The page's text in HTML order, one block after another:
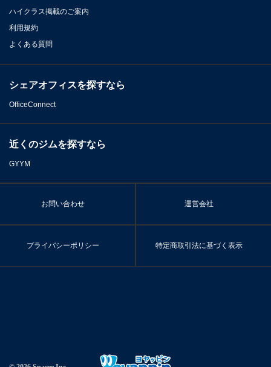
ハイクラス掲載のご案内
利用規約
よくある質問
シェアオフィスを探すなら
OfficeConnect
近くのジムを探すなら
GYYM
お問い合わせ 運営会社
プライバシーポリシー 特定商取引法に基づく表示